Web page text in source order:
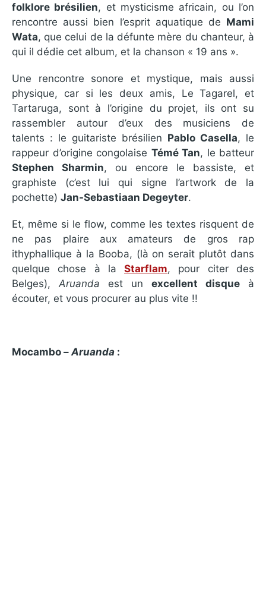
folklore brésilien, et mysticisme africain, ou l’on
rencontre aussi bien l’esprit aquatique de Mami
Wata, que celui de la défunte mère du chanteur, à
qui il dédie cet album, et la chanson « 19 ans ».
Une rencontre sonore et mystique, mais aussi
physique, car si les deux amis, Le Tagarel, et
Tartaruga, sont à l’origine du projet, ils ont su
rassembler autour d’eux des musiciens de
talents : le guitariste brésilien Pablo Casella, le
rappeur d’origine congolaise Témé Tan, le batteur
Stephen Sharmin, ou encore le bassiste, et
graphiste (c’est lui qui signe l’artwork de la
pochette) Jan-Sebastiaan Degeyter.
Et, même si le flow, comme les textes risquent de
ne pas plaire aux amateurs de gros rap
ithyphallique à la Booba, (là on serait plutôt dans
quelque chose à laStarflam, pour citer des
Belges), Aruanda est un excellent disque à
écouter, et vous procurer au plus vite !!
Mocambo – Aruanda :